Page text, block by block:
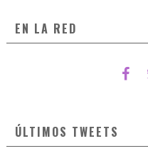
EN LA RED
ÚLTIMOS TWEETS